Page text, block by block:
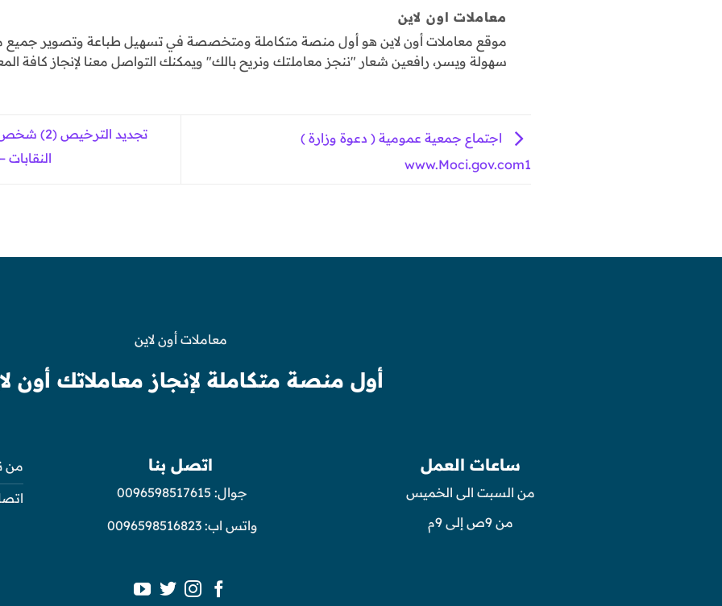
معاملات اون لاين
موقع معاملات أون لاين هو أول منصة متكاملة ومتخصصة في تسهيل طباعة وتصوير جميع
سهولة ويسر، رافعين شعار "ننجز معاملتك ونريح بالك" ويمكنك التواصل معنا لإنجاز كافة
اجتماع جمعية عمومية ( دعوة وزارة )
www.Moci.gov.com1
تجديد
معاملات أون لاين
أول منصة متكاملة لإنجاز معاملاتك أون
ساعات العمل
من السبت الى الخميس
من 9ص إلى 9م
اتصل بنا
جوال: 0096598517615
واتس اب:0096598516823
من